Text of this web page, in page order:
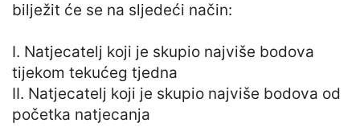
bilježit će se na sljedeći način:
I. Natjecatelj koji je skupio najviše bodova
tijekom tekućeg tjedna
II. Natjecatelj koji je skupio najviše bodova od
početka natjecanja